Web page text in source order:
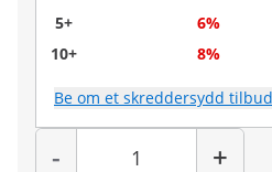
5+
6%
10+
8%
Be om et skreddersydd
-
Antall
+